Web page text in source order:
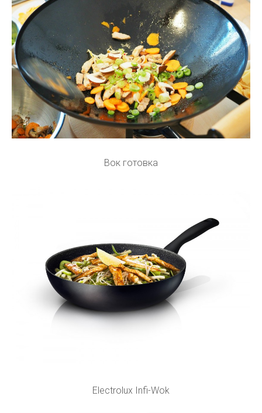
Вок готовка
Electrolux Infi-Wok